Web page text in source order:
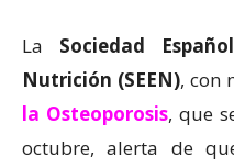
La Sociedad
Nutrición (SEEN), con
la Osteoporosis, que
octubre, alerta de